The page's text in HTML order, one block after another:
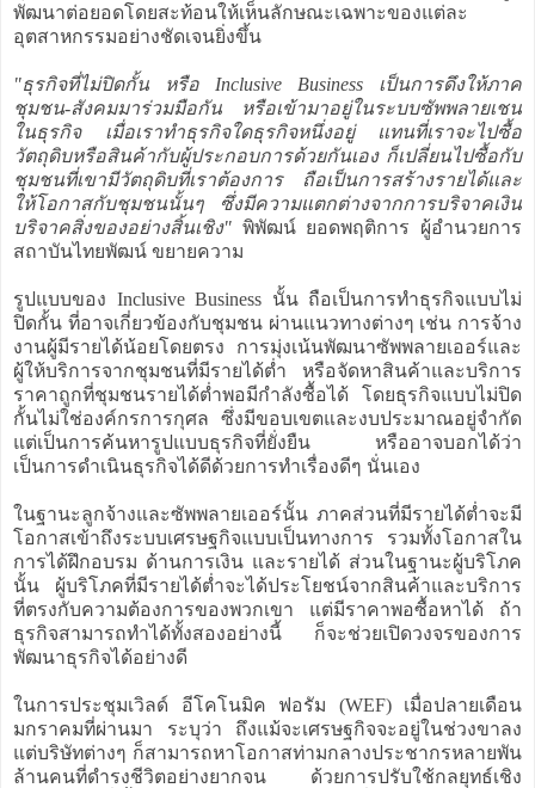
พัฒนาต่อยอดโดยสะท้อนให้เห็นลักษณะเฉพาะของแต่ละ
อุตสาหกรรมอย่างชัดเจนยิ่งขึ้น
"ธุรกิจที่ไม่ปิดกั้น หรือ Inclusive Business เป็นการดึงให้ภาค
ชุมชน-สังคมมาร่วมมือกัน หรือเข้ามาอยู่ในระบบซัพพลายเชน
ในธุรกิจ เมื่อเราทำธุรกิจใดธุรกิจหนึ่งอยู่ แทนที่เราจะไปซื้อ
วัตถุดิบหรือสินค้ากับผู้ประกอบการด้วยกันเอง ก็เปลี่ยนไปซื้อกับ
ชุมชนที่เขามีวัตถุดิบที่เราต้องการ ถือเป็นการสร้างรายได้และ
ให้โอกาสกับชุมชนนั้นๆ ซึ่งมีความแตกต่างจากการบริจาคเงิน
บริจาคสิ่งของอย่างสิ้นเชิง" พิพัฒน์ ยอดพฤติการ ผู้อำนวยการ
สถาบันไทยพัฒน์ ขยายความ
รูปแบบของ Inclusive Business นั้น ถือเป็นการทำธุรกิจแบบไม่
ปิดกั้น ที่อาจเกี่ยวข้องกับชุมชน ผ่านแนวทางต่างๆ เช่น การจ้าง
งานผู้มีรายได้น้อยโดยตรง การมุ่งเน้นพัฒนาซัพพลายเออร์และ
ผู้ให้บริการจากชุมชนที่มีรายได้ต่ำ หรือจัดหาสินค้าและบริการ
ราคาถูกที่ชุมชนรายได้ต่ำพอมีกำลังซื้อได้ โดยธุรกิจแบบไม่ปิด
กั้นไม่ใช่องค์กรการกุศล ซึ่งมีขอบเขตและงบประมาณอยู่จำกัด
แต่เป็นการค้นหารูปแบบธุรกิจที่ยั่งยืน หรืออาจบอกได้ว่า
เป็นการดำเนินธุรกิจได้ดีด้วยการทำเรื่องดีๆ นั่นเอง
ในฐานะลูกจ้างและซัพพลายเออร์นั้น ภาคส่วนที่มีรายได้ต่ำจะมี
โอกาสเข้าถึงระบบเศรษฐกิจแบบเป็นทางการ รวมทั้งโอกาสใน
การได้ฝึกอบรม ด้านการเงิน และรายได้ ส่วนในฐานะผู้บริโภค
นั้น ผู้บริโภคที่มีรายได้ต่ำจะได้ประโยชน์จากสินค้าและบริการ
ที่ตรงกับความต้องการของพวกเขา แต่มีราคาพอซื้อหาได้ ถ้า
ธุรกิจสามารถทำได้ทั้งสองอย่างนี้ ก็จะช่วยเปิดวงจรของการ
พัฒนาธุรกิจได้อย่างดี
ในการประชุมเวิลด์ อีโคโนมิค ฟอรัม (WEF) เมื่อปลายเดือน
มกราคมที่ผ่านมา ระบุว่า ถึงแม้จะเศรษฐกิจจะอยู่ในช่วงขาลง
แต่บริษัทต่างๆ ก็สามารถหาโอกาสท่ามกลางประชากรหลายพัน
ล้านคนที่ดำรงชีวิตอย่างยากจน ด้วยการปรับใช้กลยุทธ์เชิง